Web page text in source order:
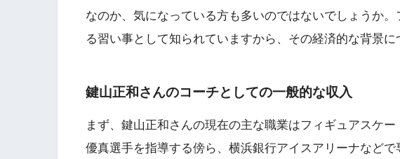
なのか、気になっている方も多いのではないでしょうか
る習い事として知られていますから、その経済的な背景に
鍵山正和さんのコーチとしての一般的な収入
まず、鍵山正和さんの現在の主な職業はフィギュアスケ
優真選手を指導する傍ら、横浜銀行アイスアリーナなど